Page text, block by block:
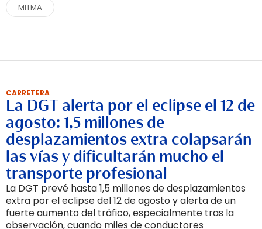
MITMA
CARRETERA
La DGT alerta por el eclipse el 12 de
agosto: 1,5 millones de
desplazamientos extra colapsarán
las vías y dificultarán mucho el
transporte profesional
La DGT prevé hasta 1,5 millones de desplazamientos
extra por el eclipse del 12 de agosto y alerta de un
fuerte aumento del tráfico, especialmente tras la
observación, cuando miles de conductores